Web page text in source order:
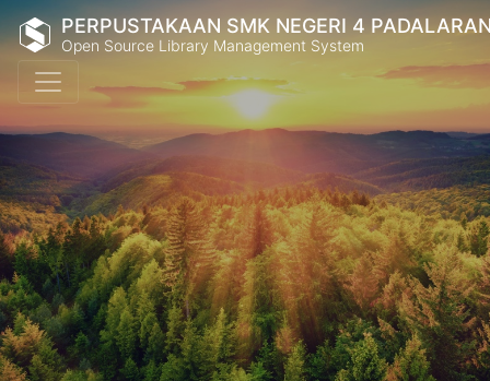
PERPUSTAKAAN SMK NEGERI 4
Open Source Library Management System